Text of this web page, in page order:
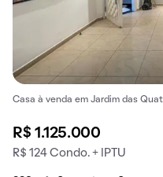
Casa à venda em Jardim das
R$ 1.125.000
R$ 124 Condo. + IPTU